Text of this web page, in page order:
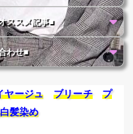
ススメ記事■
わせ■
ヤージュ ブリーチ
プ
髪染め